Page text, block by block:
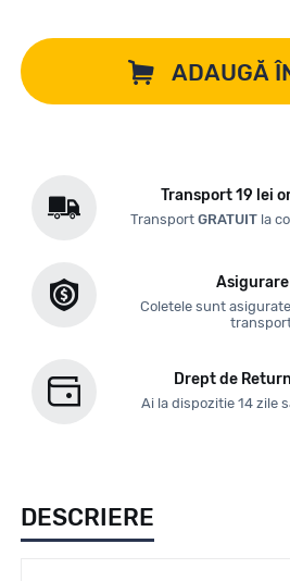
ADAUGĂ
Transport 19 lei
Transport GRATUITla
Coletele sunt
Drept de
Ai la dispozitie 14 zile
DESCRIERE